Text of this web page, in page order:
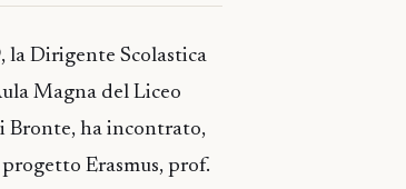
la Dirigente Scolastica
Magna del Liceo
Bronte, ha incontrato,
Erasmus, prof.